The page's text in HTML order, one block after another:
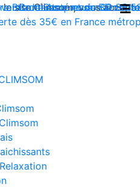
le site Climsom, vous
de Santé et de Bien-
dès 35€ en France
Contactez-nous : 02 85
Beauté Acupression Dos